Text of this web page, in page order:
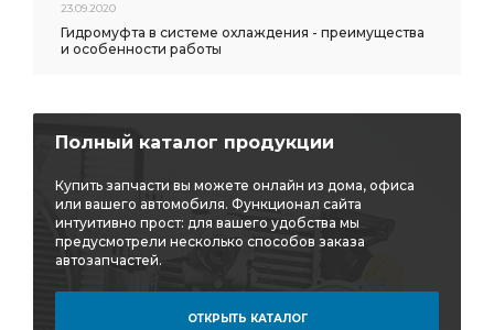
23.09.2020
Гидромуфта в системе охлаждения - преимущества
и особенности работы
Полный каталог продукции
Купить запчасти вы можете онлайн из дома, офиса
или вашего автомобиля. Функционал сайта
интуитивно прост: для вашего удобства мы
предусмотрели несколько способов заказа
автозапчастей.
ОТКРЫТЬ КАТАЛОГ